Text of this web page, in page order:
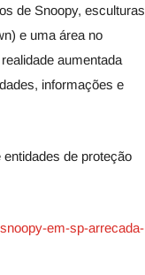
de Snoopy, esculturas
e uma área no
aumentada
informações e
de proteção
em-sp-arrecada-